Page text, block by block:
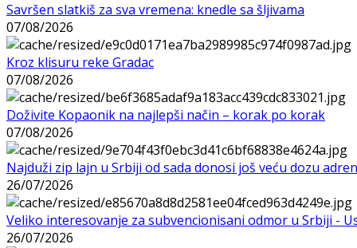
Savršen slatkiš za sva vremena: knedle sa šljivama
07/08/2026
Kroz klisuru reke Gradac
07/08/2026
Doživite Kopaonik na najlepši način – korak po korak
07/08/2026
Najduži zip lajn u Srbiji od sada donosi još veću dozu
26/07/2026
Veliko interesovanje za subvencionisani odmor u Srbiji -
26/07/2026